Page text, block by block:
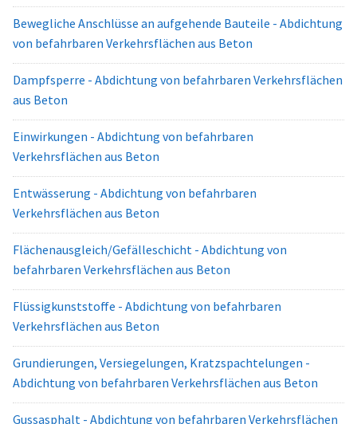
Bewegliche Anschlüsse an aufgehende Bauteile - Abdichtung
von befahrbaren Verkehrsflächen aus Beton
Dampfsperre - Abdichtung von befahrbaren Verkehrsflächen
aus Beton
Einwirkungen - Abdichtung von befahrbaren
Verkehrsflächen aus Beton
Entwässerung - Abdichtung von befahrbaren
Verkehrsflächen aus Beton
Flächenausgleich/Gefälleschicht - Abdichtung von
befahrbaren Verkehrsflächen aus Beton
Flüssigkunststoffe - Abdichtung von befahrbaren
Verkehrsflächen aus Beton
Grundierungen, Versiegelungen, Kratzspachtelungen -
Abdichtung von befahrbaren Verkehrsflächen aus Beton
Gussasphalt - Abdichtung von befahrbaren Verkehrsflächen